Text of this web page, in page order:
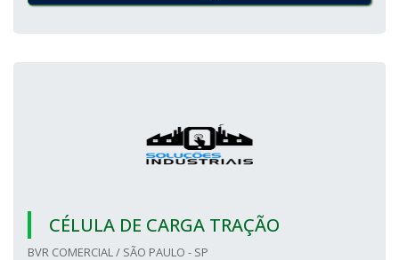
CÉLULA DE CARGA TRAÇÃO
BVR COMERCIAL / SÃO PAULO - SP